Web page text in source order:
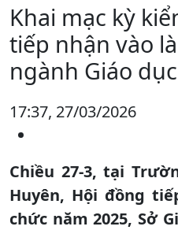
Khai mạc kỳ
tiếp nhận vào
ngành Giáo dục
17:37, 27/03/2026
Chiều 27-3, tại
Huyên, Hội đồng
chức năm 2025, Sở